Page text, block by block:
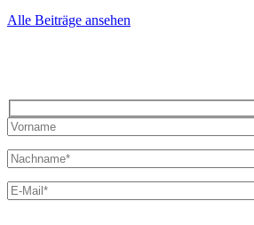
Alle Beiträge ansehen